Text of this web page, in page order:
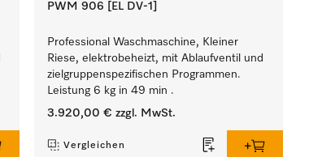
PWM 906 [EL DV-1]
Professional Waschmaschine, Kleiner
Riese, elektrobeheizt, mit Ablaufventil und
zielgruppenspezifischen Programmen.
Leistung 6 kg in 49 min .
3.920,00 € zzgl. MwSt.
Vergleichen